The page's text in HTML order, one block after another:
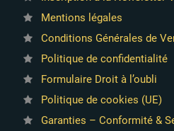
Mentions légales
Conditions Générales de
Politique de confidentialité
Formulaire Droit à l’oubli
Politique de cookies (UE)
Garanties – Conformité &